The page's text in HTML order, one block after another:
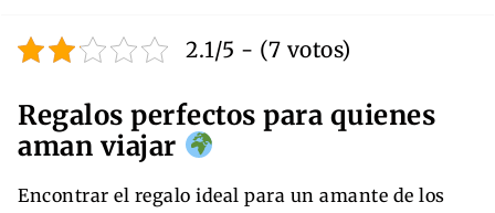
2.1/5 - (7 votos)
Regalos perfectos para quienes
aman viajar
Encontrar el regalo ideal para un amante de los